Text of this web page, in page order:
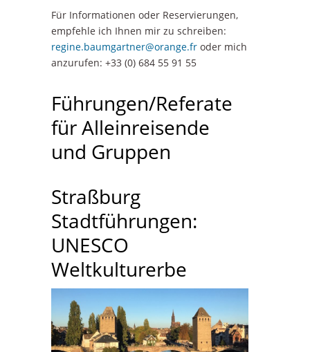
Für Informationen oder Reservierungen,
empfehle ich Ihnen mir zu schreiben:
regine.baumgartner@orange.fr oder mich
anzurufen: +33 (0) 684 55 91 55
Führungen/Referate
für Alleinreisende
und Gruppen
Straßburg
Stadtführungen:
UNESCO
Weltkulturerbe